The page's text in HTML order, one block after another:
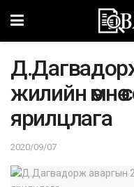
жилийн өмнө
ярилцлага
2020/09/07